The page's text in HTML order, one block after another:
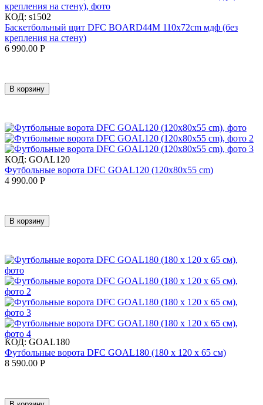
КОД: s1502
Баскетбольный щит DFC BOARD44M 110x72cm мдф (без
крепления на стену)
6 990.00 Р
В корзину
КОД: GOAL120
Футбольные ворота DFC GOAL120 (120x80x55 cm)
4 990.00 Р
В корзину
КОД: GOAL180
Футбольные ворота DFC GOAL180 (180 х 120 х 65 см)
8 590.00 Р